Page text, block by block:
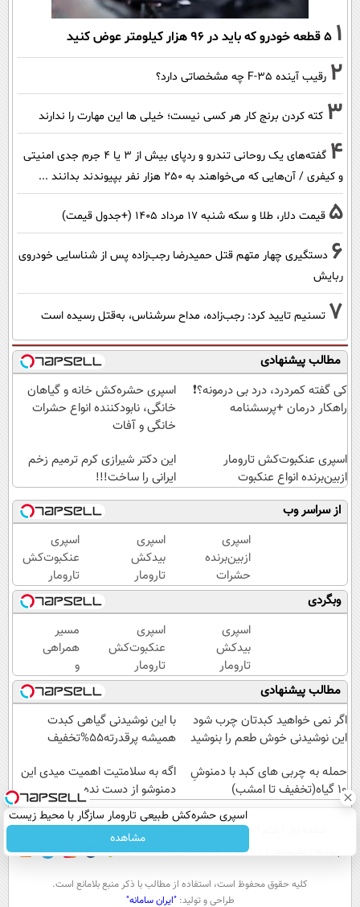
1 ۵ قطعه خودرو که باید در ۹۶ هزار کیلومتر عوض کنید
2 رقیب آینده F-35 چه مشخصاتی دارد؟
3 کته کردن برنج کار هر کسی نیست؛ خیلی ها این مهارت را ندارند
4
گفته‌های یک روحانی تندرو و ردپای بیش از ۳ یا ۴ جرم جدی امنیتی
و کیفری / آن‌هایی که می‌خواهند به ۲۵۰ هزار نفر بپیوندند بدانند ...
5 قیمت دلار، طلا و سکه شنبه ۱۷ مرداد ۱۴۰۵ (+جدول قیمت)
6 دستگیری چهار متهم قتل حمیدرضا رجب‌زاده پس از شناسایی خودروی
ربایش
7 تسنیم تایید کرد: رجب‌زاده، مداح سرشناس، به‌قتل رسیده است
مطالب پیشنهادی
کی گفته کمردرد، درد بی درمونه؟❗
راهکار درمان +پرسشنامه
اسپری حشره‌کش خانه و گیاهان
خانگی، نابودکننده انواع حشرات
خانگی و آفات
اسپری عنکبوت‌‌کش تارومار
ازبین‌برنده انواع عنکبوت
این دکتر شیرازی کرم ترمیم زخم
ایرانی را ساخت!!!
از سراسر وب
اسپری
ازبین‌برنده
حشرات
رختخواب،
مناسب
برای
مقابله با
انواع
ساس
اسپری
بیدکش
تارومار
با
اثرفوری
،
محافظ
لباس
در
مقابل
بید
اسپری
عنکبوت‌‌کش
تارومار
ازبین‌برنده
انواع
عنکبوت
وبگردی
اسپری
بیدکش
تارومار
با
اثرفوری
،
محافظ
در
مقابل
بید
اسپری
عنکبوت‌‌کش
تارومار
ازبین‌برنده
انواع
عنکبوت
مسیر
همراهی
و
گزارش
عملکرد
گروه
اسنپ
۱۴۰۴
مطالب پیشنهادی
اگر نمی خواهید کبدتان چرب شود
این نوشیدنی خوش طعم را بنوشید
با این نوشیدنی گیاهی کبدت
همیشه پرقدرته55%تخفیف
حمله به چربی های کبد با دمنوشِ
10 گیاه(تخفیف تا امشب)
اگه به سلامتیت اهمیت میدی این
دمنوشو از دست نده
اسپری حشره‌کش طبیعی تارومار سازگار با محیط زیست
و با محافظت طبیعی
مشاهده عصر ایران۲ تماس با ما
آب و هوا اوقات شرعی سواد زندگی
كليه حقوق محفوظ است، استفاده از مطالب با ذكر منبع بلامانع است.
طراحی و تولید:"ایران سامانه"